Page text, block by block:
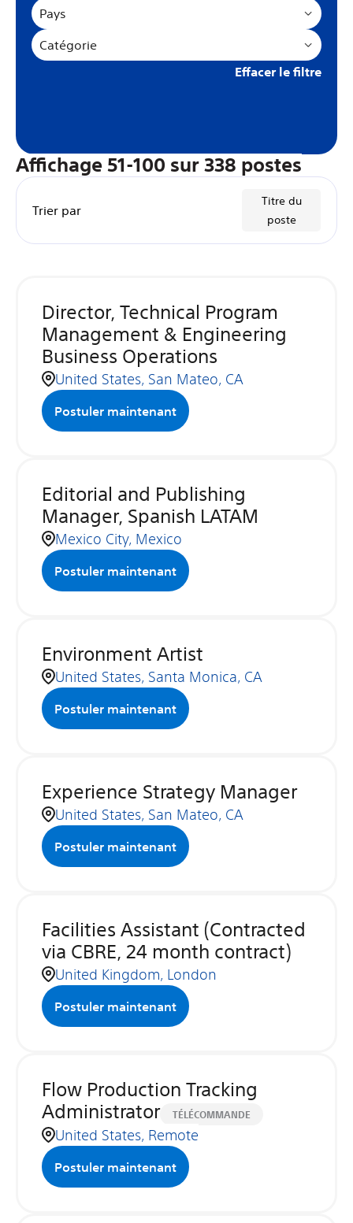
Pays
Catégorie
Effacer le filtre
Affichage 51-100 sur 338 postes
Trier par
Titre du
poste
Director, Technical Program
Management & Engineering
Business Operations
United States, San Mateo, CA
Postuler maintenant
Editorial and Publishing
Manager, Spanish LATAM
Mexico City, Mexico
Postuler maintenant
Environment Artist
United States, Santa Monica, CA
Postuler maintenant
Experience Strategy Manager
United States, San Mateo, CA
Postuler maintenant
Facilities Assistant (Contracted
via CBRE, 24 month contract)
United Kingdom, London
Postuler maintenant
Flow Production Tracking
Administrator
TÉLÉCOMMANDE
United States, Remote
Postuler maintenant